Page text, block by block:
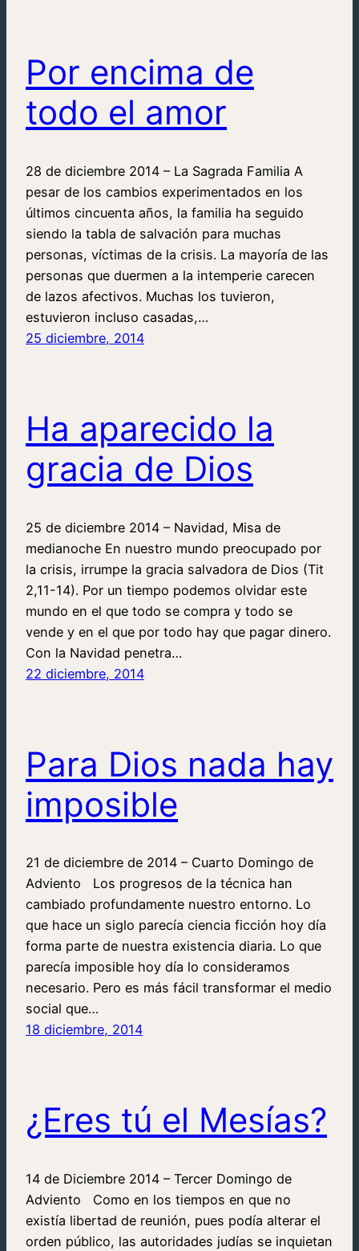
Por encima de
todo el amor
28 de diciembre 2014 – La Sagrada Familia A
pesar de los cambios experimentados en los
últimos cincuenta años, la familia ha seguido
siendo la tabla de salvación para muchas
personas, víctimas de la crisis. La mayoría de las
personas que duermen a la intemperie carecen
de lazos afectivos. Muchas los tuvieron,
estuvieron incluso casadas,…
25 diciembre, 2014
Ha aparecido la
gracia de Dios
25 de diciembre 2014 – Navidad, Misa de
medianoche En nuestro mundo preocupado por
la crisis, irrumpe la gracia salvadora de Dios (Tit
2,11-14). Por un tiempo podemos olvidar este
mundo en el que todo se compra y todo se
vende y en el que por todo hay que pagar dinero.
Con la Navidad penetra…
22 diciembre, 2014
Para Dios nada hay
imposible
21 de diciembre de 2014 – Cuarto Domingo de
Adviento Los progresos de la técnica han
cambiado profundamente nuestro entorno. Lo
que hace un siglo parecía ciencia ficción hoy día
forma parte de nuestra existencia diaria. Lo que
parecía imposible hoy día lo consideramos
necesario. Pero es más fácil transformar el medio
social que…
18 diciembre, 2014
¿Eres tú el Mesías?
14 de Diciembre 2014 – Tercer Domingo de
Adviento Como en los tiempos en que no
existía libertad de reunión, pues podía alterar el
orden público, las autoridades judías se inquietan